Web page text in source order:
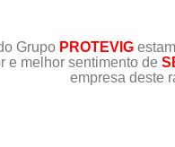
Grupo PROTEVIG
e melhor sentimento de
empresa deste